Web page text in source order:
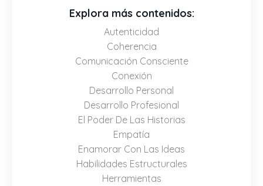
Explora más contenidos:
Autenticidad
Coherencia
Comunicación Consciente
Conexión
Desarrollo Personal
Desarrollo Profesional
El Poder De Las Historias
Empatía
Enamorar Con Las Ideas
Habilidades Estructurales
Herramientas